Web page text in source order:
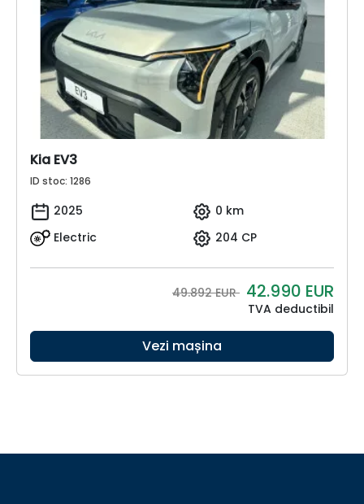
Kia EV3
ID stoc: 1286
2025
0 km
Electric
204 CP
49.892 EUR 42.990 EUR
TVA deductibil
Vezi mașina